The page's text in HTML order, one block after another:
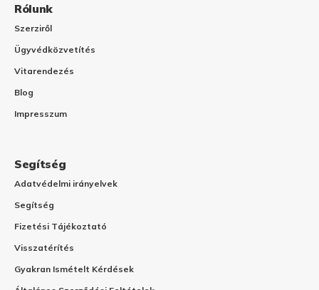
Rólunk
Szerziről
Ügyvédközvetítés
Vitarendezés
Blog
Impresszum
Segítség
Adatvédelmi irányelvek
Segítség
Fizetési Tájékoztató
Visszatérítés
Gyakran Ismételt Kérdések